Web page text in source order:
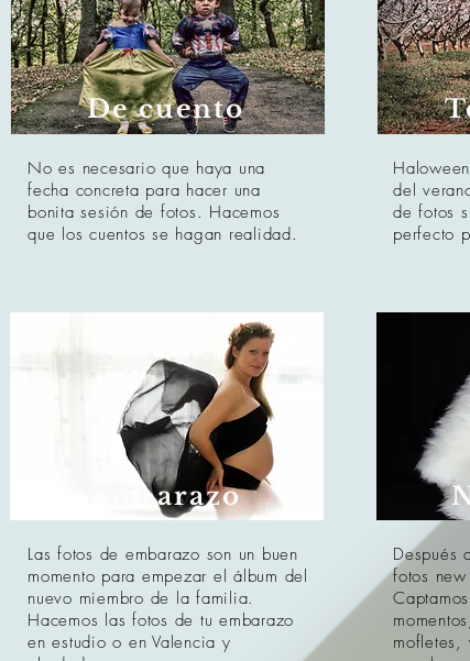
De cuento
No es necesario que haya una
fecha concreta para hacer una
bonita sesión de fotos. Hacemos
que los cuentos se hagan realidad.
del
de fotos
perfecto
Embarazo
Las fotos de embarazo son un buen
momento para empezar el álbum del
nuevo miembro de la familia.
Hacemos las fotos de tu embarazo
en estudio o en Valencia y
Después
fotos
mofletes,